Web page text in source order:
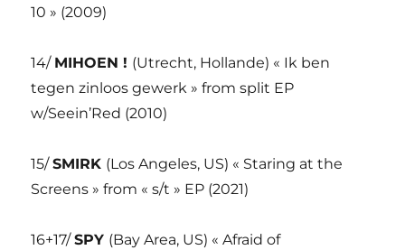
10 » (2009)
14/ MIHOEN ! (Utrecht, Hollande) « Ik ben
tegen zinloos gewerk » from split EP
w/Seein’Red (2010)
15/SMIRK (Los Angeles, US) « Staring at the
Screens » from « s/t » EP (2021)
16+17/SPY (Bay Area, US) « Afraid of